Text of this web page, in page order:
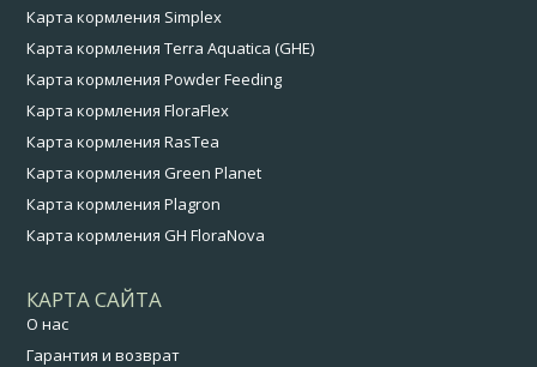
Карта кормления Simplex
Карта кормления Terra Aquatica (GHE)
Карта кормления Powder Feeding
Карта кормления FloraFlex
Карта кормления RasTea
Карта кормления Green Planet
Карта кормления Plagron
Карта кормления GH FloraNova
КАРТА САЙТА
О нас
Гарантия и возврат